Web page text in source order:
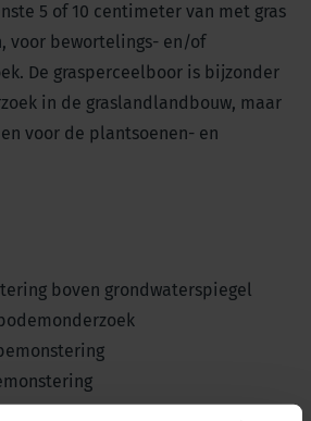
5 of 10 centimeter van met gras
voor bewortelings- en/of
De grasperceelboor is bijzonder
in de graslandlandbouw, maar
voor de plantsoenen- en
boven grondwaterspiegel